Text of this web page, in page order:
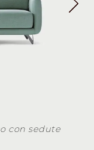
con sedute